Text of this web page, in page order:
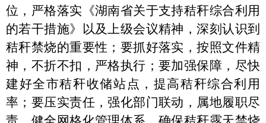
位，严格落实《湖南省关于支持秸秆综合利用
的若干措施》以及上级会议精神，深刻认识到
秸秆禁烧的重要性；要抓好落实，按照文件精
神，不折不扣，严格执行；要加强保障，尽快
建好全市秸秆收储站点，提高秸秆综合利用
率；要压实责任，强化部门联动，属地履职尽